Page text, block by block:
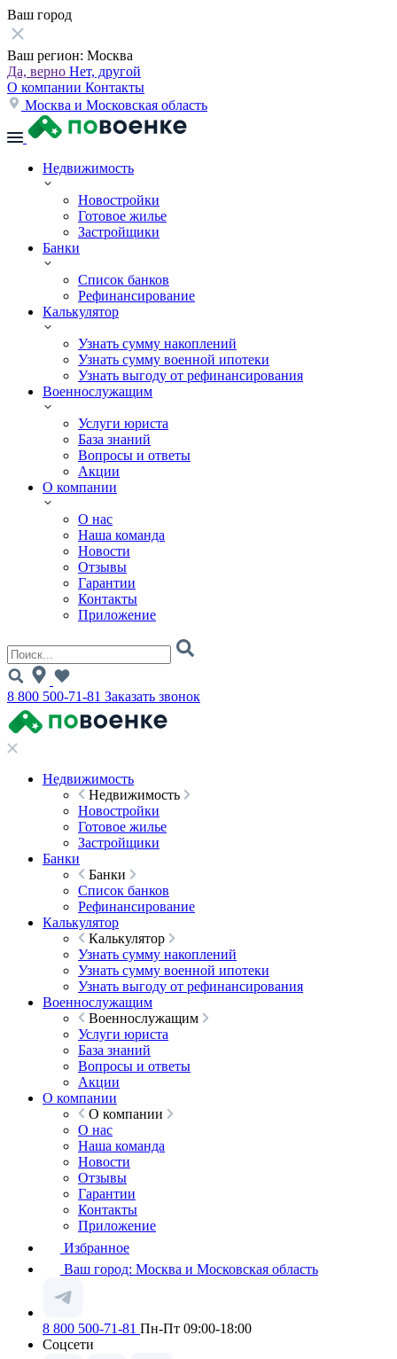
Ваш город
Ваш регион: Москва
Да, верно Нет, другой
О компании Контакты
Москва и Московская область
Недвижимость
Новостройки
Готовое жилье
Застройщики
Банки
Список банков
Рефинансирование
Калькулятор
Узнать сумму накоплений
Узнать сумму военной ипотеки
Узнать выгоду от рефинансирования
Военнослужащим
Услуги юриста
База знаний
Вопросы и ответы
Акции
О компании
О нас
Наша команда
Новости
Отзывы
Гарантии
Контакты
Приложение
8 800 500-71-81 Заказать звонок
Недвижимость
Недвижимость
Новостройки
Готовое жилье
Застройщики
Банки
Банки
Список банков
Рефинансирование
Калькулятор
Калькулятор
Узнать сумму накоплений
Узнать сумму военной ипотеки
Узнать выгоду от рефинансирования
Военнослужащим
Военнослужащим
Услуги юриста
База знаний
Вопросы и ответы
Акции
О компании
О компании
О нас
Наша команда
Новости
Отзывы
Гарантии
Контакты
Приложение
Избранное
Ваш город: Москва и Московская область
8 800 500-71-81 Пн-Пт 09:00-18:00
Соцсети